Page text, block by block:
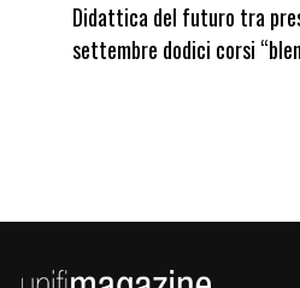
Laureata Unifi premiata
del Premio “Giancarlo